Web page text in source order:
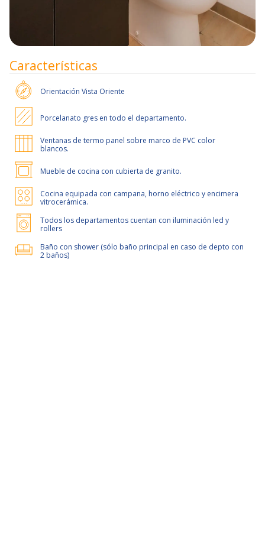
Características
Orientación Vista Oriente
Porcelanato gres en todo el departamento.
Ventanas de termo panel sobre marco de PVC color
blancos.
Mueble de cocina con cubierta de granito.
Cocina equipada con campana, horno eléctrico y encimera
vitrocerámica.
Todos los departamentos cuentan con iluminación led y
rollers
Baño con shower (sólo baño principal en caso de depto con
2 baños)